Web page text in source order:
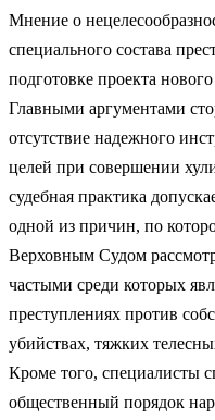
Мнение о
специального состава
подготовке проекта
Главными аргументами
отсутствие надежного
целей при совершении
судебная практика
одной из причин, по
Верховным Судом
частыми среди которых
преступлениях против
убийствах, тяжких
Кроме того, специалисты
общественный порядок